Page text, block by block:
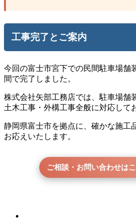
工事完了とご案内
今回の富士市宮下での民間駐車場舗
間で完了しました。
株式会社矢部工務店では、駐車場舗
土木工事・外構工事全般に対応して
静岡県富士市を拠点に、確かな施工
お応えいたします。
ご相談・お問い合わせは